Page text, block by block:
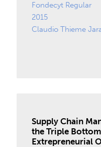
Fondecyt Regular
2015
Claudio Thieme
Supply Chain
the Triple
Extrepreneurial